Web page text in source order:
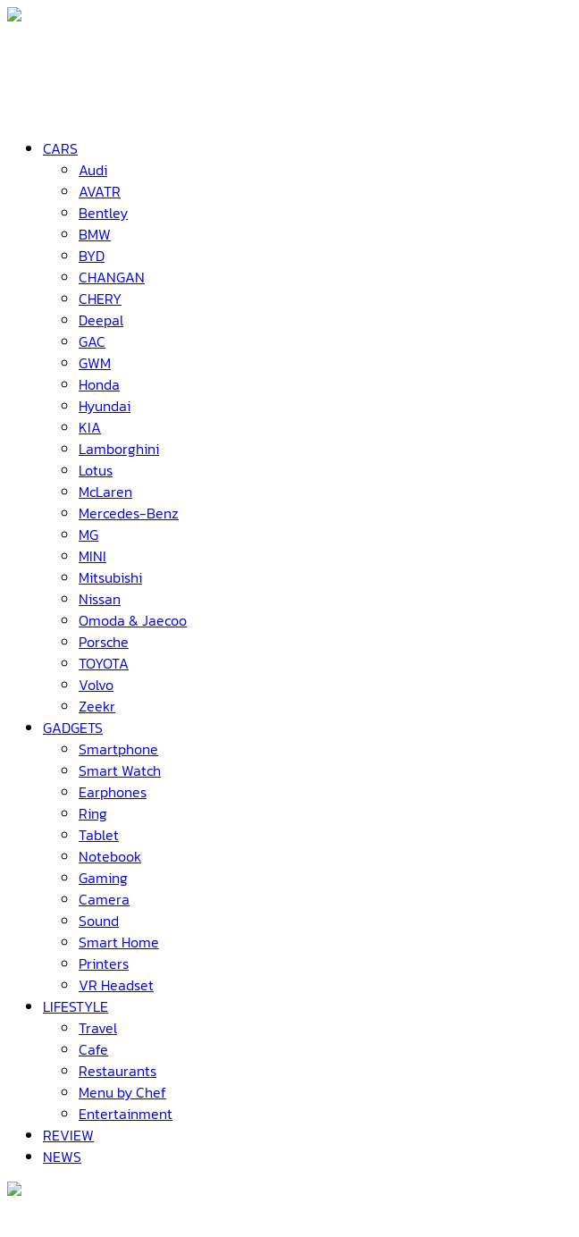
CARS
Audi
AVATR
Bentley
BMW
BYD
CHANGAN
CHERY
Deepal
GAC
GWM
Honda
Hyundai
KIA
Lamborghini
Lotus
McLaren
Mercedes-Benz
MG
MINI
Mitsubishi
Nissan
Omoda & Jaecoo
Porsche
TOYOTA
Volvo
Zeekr
GADGETS
Smartphone
Smart Watch
Earphones
Ring
Tablet
Notebook
Gaming
Camera
Sound
Smart Home
Printers
VR Headset
LIFESTYLE
Travel
Cafe
Restaurants
Menu by Chef
Entertainment
REVIEW
NEWS